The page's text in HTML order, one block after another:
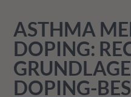
ASTHMA
DOPING:
DOPING-